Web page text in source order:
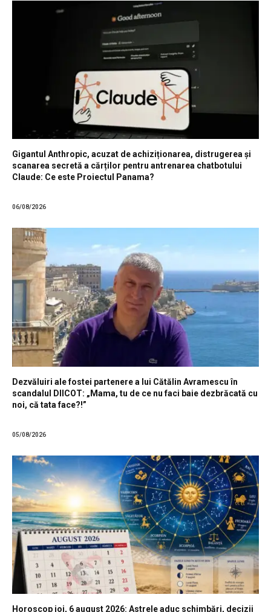
Gigantul Anthropic, acuzat de achiziționarea, distrugerea și
scanarea secretă a cărților pentru antrenarea chatbotului
Claude: Ce este Proiectul Panama?
06/08/2026
Dezvăluiri ale fostei partenere a lui Cătălin Avramescu în
scandalul DIICOT: „Mama, tu de ce nu faci baie dezbrăcată cu
noi, că tata face?!”
05/08/2026
Horoscop joi, 6 august 2026: Astrele aduc schimbări, decizii